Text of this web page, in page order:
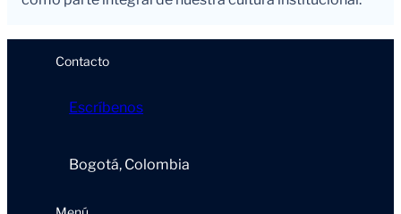
Contacto
Escríbenos
Bogotá, Colombia